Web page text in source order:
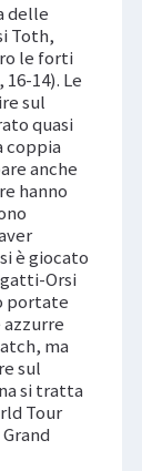
delle
Toth,
le forti
16-14). Le
sul
quasi
coppia
anche
hanno
è giocato
Orsi
portate
ma
sul
si tratta
Tour